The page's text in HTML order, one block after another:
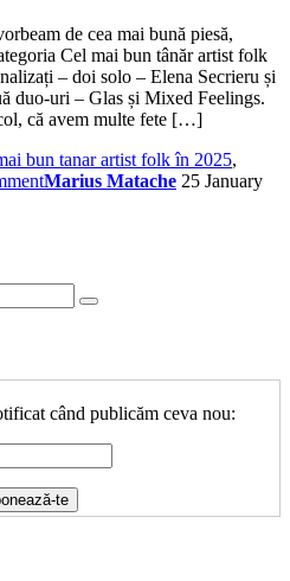
de cea mai bună piesă,
Cel mai bun tânăr artist folk
– doi solo – Elena Secrieru și
duo-uri – Glas și Mixed Feelings.
că avem multe fete […]
bun tanar artist folk în 2025,
Marius Matache 25 January
când publicăm ceva nou: